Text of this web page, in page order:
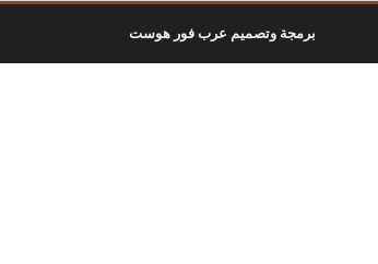
برمجة وتصميم عرب فور هوست